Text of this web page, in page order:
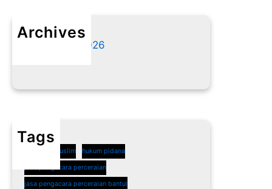
Archives
Agustus 2026
Tags
cerai non muslim hukum pidana
jasa pengacara perceraian
jasa pengacara perceraian bantul